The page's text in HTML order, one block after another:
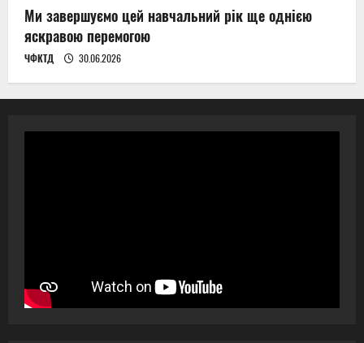
Ми завершуємо цей навчальний рік ще однією
яскравою перемогою
ЧФКТД 30.06.2026